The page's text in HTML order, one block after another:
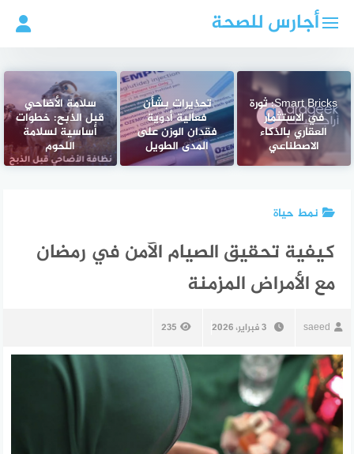
أجارس للصحة
Smart Bricks: ثورة
في الاستثمار
العقاري بالذكاء
الاصطناعي
تحذيرات بشأن
فعالية أدوية
فقدان الوزن على
المدى الطويل
سلامة الأضاحي
قبل الذبح: خطوات
أساسية لسلامة
اللحوم
نمط حياة
كيفية تحقيق الصيام الآمن في رمضان
مع الأمراض المزمنة
saeed 3 فبراير، 2026 235